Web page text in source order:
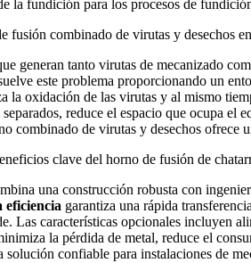
la fundición para los procesos de
fusión combinado de virutas y desechos
generan tanto virutas de mecanizado
este problema proporcionando un
la oxidación de las virutas y al mismo
reduce el espacio que ocupa
combinado de virutas y desechos ofrece
clave del horno de fusión de
una construcción robusta con
eficiencia garantiza una rápida
Las características opcionales incluyen
la pérdida de metal, reduce el
solución confiable para instalaciones de